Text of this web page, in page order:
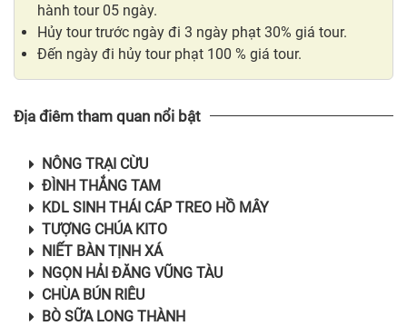
hành tour 05 ngày.
Hủy tour trước ngày đi 3 ngày phạt 30% giá tour.
Đến ngày đi hủy tour phạt 100 % giá tour.
Địa điêm tham quan nổi bật
NÔNG TRẠI CỪU
ĐÌNH THẮNG TAM
KDL SINH THÁI CÁP TREO HỒ MÂY
TƯỢNG CHÚA KITO
NIẾT BÀN TỊNH XÁ
NGỌN HẢI ĐĂNG VŨNG TÀU
CHÙA BÚN RIÊU
BÒ SỮA LONG THÀNH